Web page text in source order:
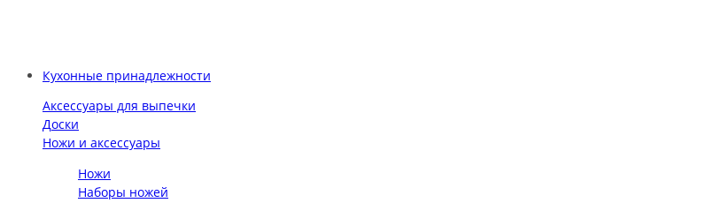
Кухонные принадлежности
Аксессуары для выпечки
Доски
Ножи и аксессуары
Ножи
Наборы ножей